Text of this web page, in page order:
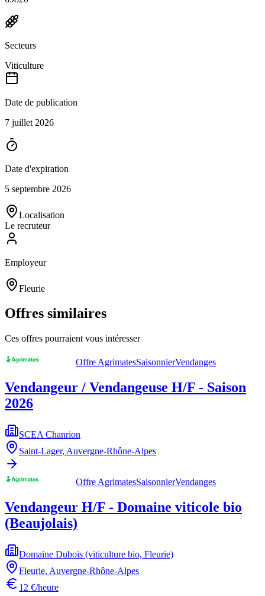
Secteurs
Viticulture
Date de publication
7 juillet 2026
Date d'expiration
5 septembre 2026
Localisation
Le recruteur
Employeur
Fleurie
Offres similaires
Ces offres pourraient vous intéresser
Offre AgrimatesSaisonnierVendanges
Vendangeur / Vendangeuse H/F - Saison
2026
SCEA Chanrion
Saint-Lager, Auvergne-Rhône-Alpes
Offre AgrimatesSaisonnierVendanges
Vendangeur H/F - Domaine viticole bio
(Beaujolais)
Domaine Dubois (viticulture bio, Fleurie)
Fleurie, Auvergne-Rhône-Alpes
12 €/heure